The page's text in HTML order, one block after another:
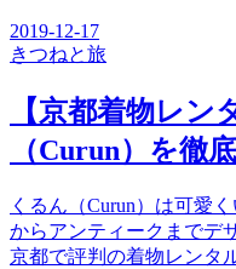
2019-12-17
きつねと旅
【京都着物レン
（Curun）を徹
くるん（Curun）は可愛
からアンティークまでデ
京都で評判の着物レンタ